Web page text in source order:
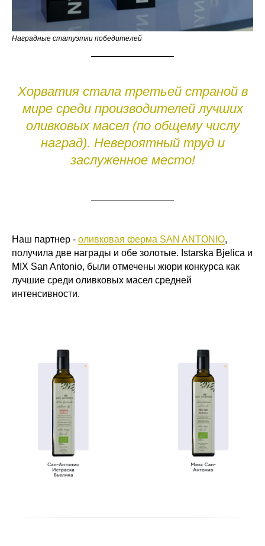
Наградные статуэтки победителей
Хорватия стала третьей страной в
мире среди производителей лучших
оливковых масел (по общему числу
наград). Невероятный труд и
заслуженное место!
Наш партнер - оливковая ферма SAN ANTONIO,
получила две награды и обе золотые. Istarska Bjelica и
MIX San Antonio, были отмечены жюри конкурса как
лучшие среди оливковых масел средней
интенсивности.